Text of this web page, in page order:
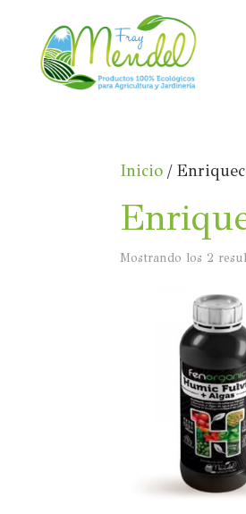
Inicio /
Mostrando los 2